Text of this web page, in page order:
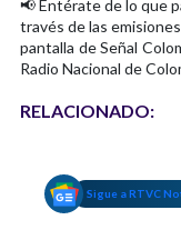
📢 Entérate de lo que
través de las
pantalla de Señal
Radio Nacional de
RELACIONADO:
Sigue a RTVC